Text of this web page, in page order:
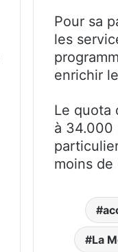
Pour sa
les
enrichir
Le quota
à 34.000
moins de
La